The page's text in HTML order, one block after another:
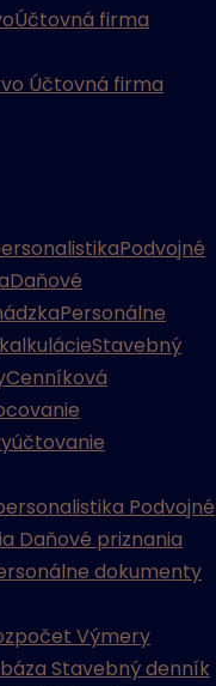
Účtovná firma
Účtovná firma
Podvojné
Daňové
Personálne
Stavebný
Cenníková
Podvojné
Daňové priznania
dokumenty
Výmery
Stavebný denník